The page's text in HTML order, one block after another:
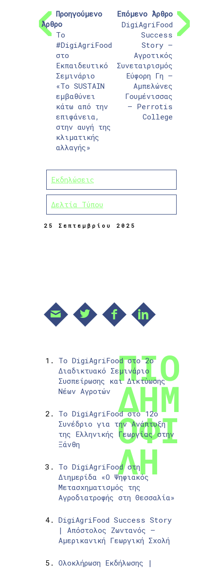
Προηγούμενο
Άρθρο
Το
#DigiAgriFood
στο
Εκπαιδευτικό
Σεμινάριο
«Το SUSTAIN
εμβαθύνει
κάτω από την
επιφάνεια,
στην αυγή της
κλιματικής
αλλαγής»
Επόμενο Άρθρο
DigiAgriFood
Success
Story –
Αγροτικός
Συνεταιρισμός
Εύφορη Γη –
Αμπελώνες
Γουμένισσας
– Perrotis
College
Εκδηλώσεις
Δελτία Τύπου
25 Σεπτεμβρίου 2025
Το DigiAgriFood στο 2ο
Διαδικτυακό Σεμινάριο
Συσπείρωσης και Δικτύωσης
Νέων Αγροτών
Το DigiAgriFood στο 12ο
Συνέδριο για την Ανάπτυξη
της Ελληνικής Γεωργίας στην
Ξάνθη
Το DigiAgriFood στη
Διημερίδα «Ο Ψηφιακός
Μετασχηματισμός της
Αγροδιατροφής στη Θεσσαλία»
DigiAgriFood Success Story
| Απόστολος Ζωντανός –
Αμερικανική Γεωργική Σχολή
Ολοκλήρωση Εκδήλωσης |